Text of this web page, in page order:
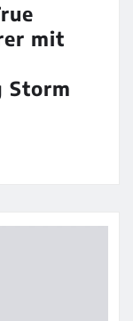
mit
Storm